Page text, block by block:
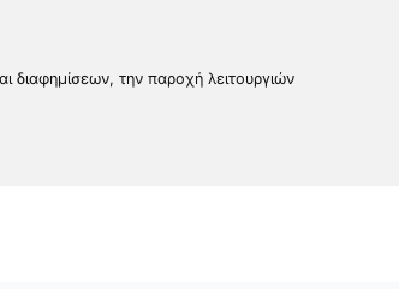
διαφημίσεων, την παροχή λειτουργιών